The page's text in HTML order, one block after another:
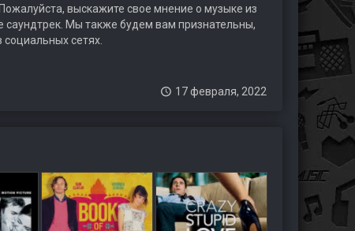
. Пожалуйста, выскажите свое мнение о музыке из
саундтрек. Мы также будем вам признательны,
сетях.
17 февраля, 2022